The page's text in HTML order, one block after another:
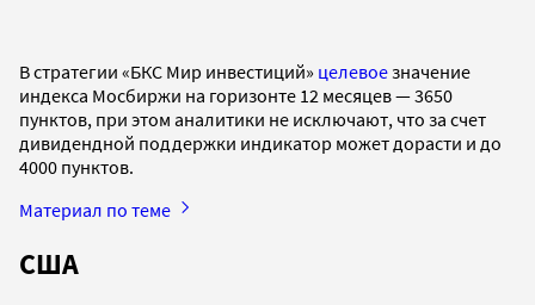
В стратегии «БКС Мир инвестиций» целевоезначение
индекса Мосбиржи на горизонте 12 месяцев — 3650
пунктов, при этом аналитики не исключают, что за счет
дивидендной поддержки индикатор может дорасти и до
4000 пунктов.
Материал по теме
США